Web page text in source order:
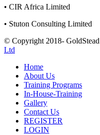
• CIR Africa Limited
• Stuton Consulting Limited
© Copyright 2018-
Ltd
Home
About Us
Training Programs
In-House-Training
Gallery
Contact Us
REGISTER
LOGIN